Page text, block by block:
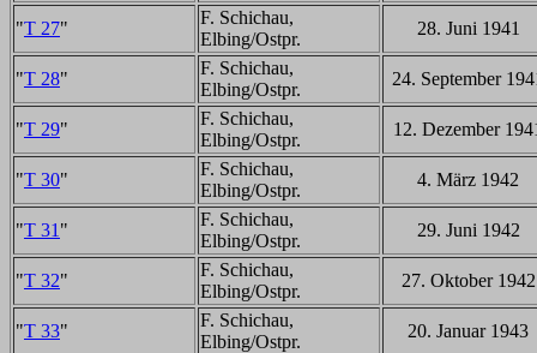
"T 27"
F. Schichau,
Elbing/Ostpr.
28. Juni 1941
"T 28"
F. Schichau,
Elbing/Ostpr.
24. September
"T 29"
F. Schichau,
Elbing/Ostpr.
12. Dezember
"T 30"
F. Schichau,
Elbing/Ostpr.
4. März 1942
"T 31 "
F. Schichau,
Elbing/Ostpr.
29. Juni 1942
"T 32"
F. Schichau,
Elbing/Ostpr.
27. Oktober 1942
"T 33"
F. Schichau,
Elbing/Ostpr.
20. Januar 1943